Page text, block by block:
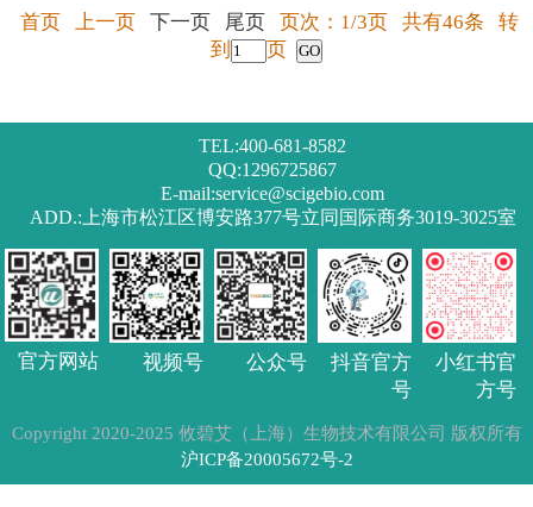
首页 上一页 下一页 尾页
页次：1/3页 共有46条 转
到
页
TEL:400-681-8582
QQ:1296725867
E-mail:service@scigebio.com
ADD.:上海市松江区博安路377号立同国际商务3019-3025室
官方网站 视频号 公众号
抖音官方
号
小红书官
方号
Copyright 2020-2025 攸碧艾（上海）生物技术有限公司
版权所有
沪ICP备20005672号-2